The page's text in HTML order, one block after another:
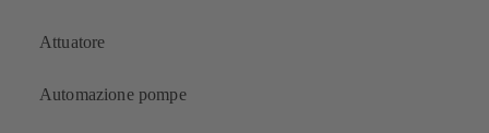
Attuatore
Automazione pompe